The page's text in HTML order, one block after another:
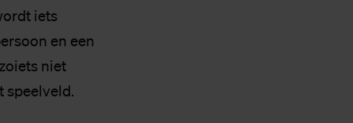
iets
en een
niet
speelveld.